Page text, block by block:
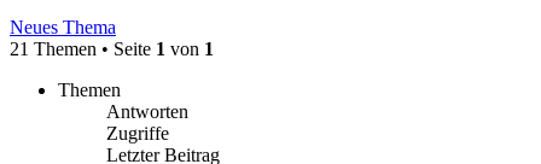
Neues Thema
21 Themen • Seite 1 von 1
Themen
Antworten
Zugriffe
Letzter Beitrag